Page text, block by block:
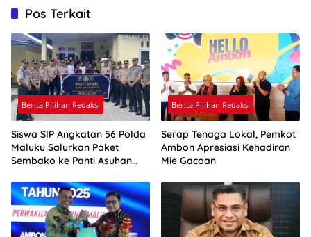
Pos Terkait
Berita Pilihan Redaksi
Siswa SIP Angkatan 56 Polda
Maluku Salurkan Paket
Sembako ke Panti Asuhan
Berita Pilihan Redaksi
Serap Tenaga Lokal, Pemkot
Ambon Apresiasi Kehadiran
Mie Gacoan